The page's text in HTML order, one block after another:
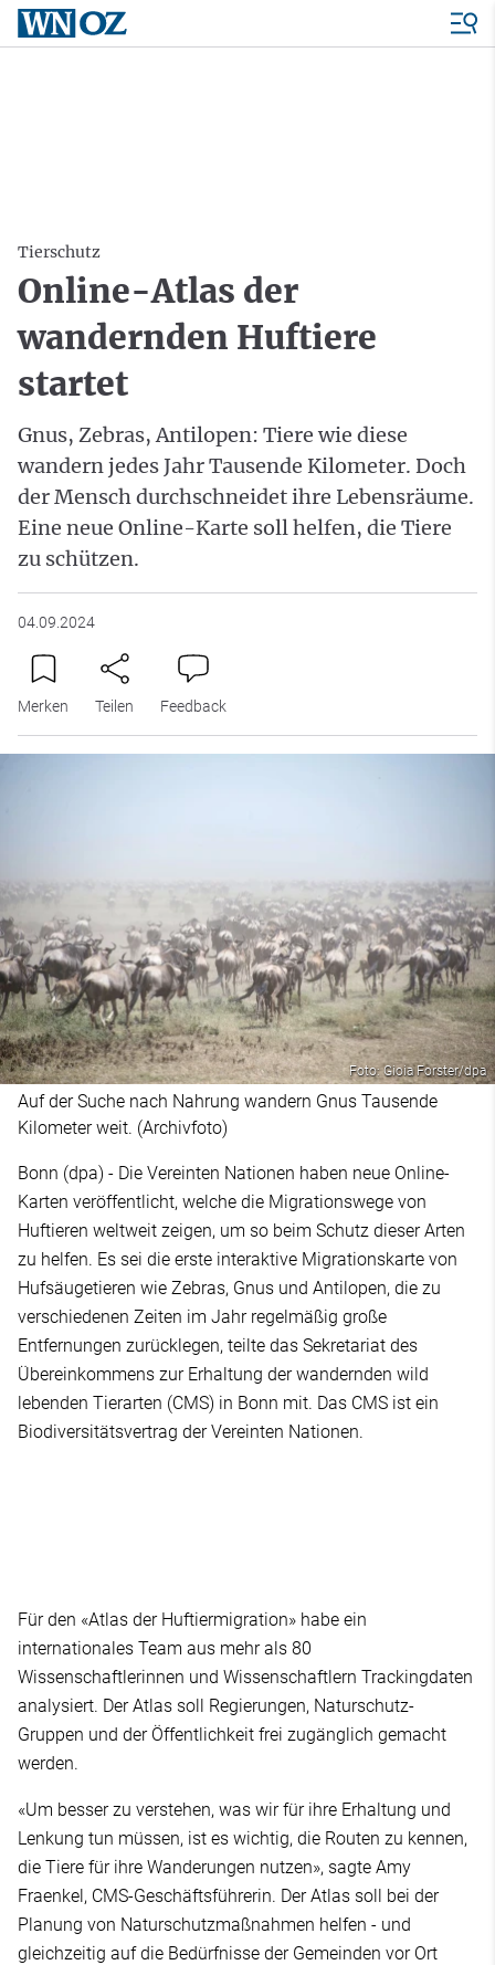
Tierschutz
Online-Atlas der
wandernden Huftiere
startet
Gnus, Zebras, Antilopen: Tiere wie diese
wandern jedes Jahr Tausende Kilometer. Doch
der Mensch durchschneidet ihre Lebensräume.
Eine neue Online-Karte soll helfen, die Tiere
zu schützen.
04.09.2024
Merken Teilen Feedback
Foto: Gioia Forster/dpa
Auf der Suche nach Nahrung wandern Gnus Tausende
Kilometer weit. (Archivfoto)
Bonn (dpa) - Die Vereinten Nationen haben neue Online-
Karten veröffentlicht, welche die Migrationswege von
Huftieren weltweit zeigen, um so beim Schutz dieser Arten
zu helfen. Es sei die erste interaktive Migrationskarte von
Hufsäugetieren wie Zebras, Gnus und Antilopen, die zu
verschiedenen Zeiten im Jahr regelmäßig große
Entfernungen zurücklegen, teilte das Sekretariat des
Übereinkommens zur Erhaltung der wandernden wild
lebenden Tierarten (CMS) in Bonn mit. Das CMS ist ein
Biodiversitätsvertrag der Vereinten Nationen.
Für den «Atlas der Huftiermigration» habe ein
internationales Team aus mehr als 80
Wissenschaftlerinnen und Wissenschaftlern Trackingdaten
analysiert. Der Atlas soll Regierungen, Naturschutz-
Gruppen und der Öffentlichkeit frei zugänglich gemacht
werden.
«Um besser zu verstehen, was wir für ihre Erhaltung und
Lenkung tun müssen, ist es wichtig, die Routen zu kennen,
die Tiere für ihre Wanderungen nutzen», sagte Amy
Fraenkel, CMS-Geschäftsführerin. Der Atlas soll bei der
Planung von Naturschutzmaßnahmen helfen - und
gleichzeitig auf die Bedürfnisse der Gemeinden vor Ort